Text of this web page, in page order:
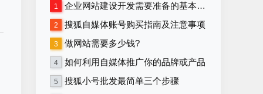
1 企业网站建设开发需要准备的基本资料
2 搜狐自媒体账号购买指南及注意事项
3 做网站需要多少钱?
4 如何利用自媒体推广你的品牌或产品
5 搜狐小号批发最简单三个步骤